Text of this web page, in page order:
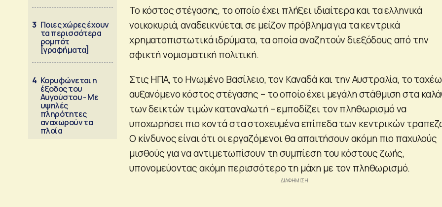
3 Ποιες χώρες έχουν
τα περισσότερα
ρομπότ
[γραφήματα]
4 Κορυφώνεται η
έξοδος του
Αυγούστου - Με
υψηλές
πληρότητες
αναχωρούν τα
πλοία
Το κόστος στέγασης, το οποίο έχει πλήξει ιδιαίτερα και τα ελληνικά
νοικοκυριά, αναδεικνύεται σε μείζον πρόβλημα για τα κεντρικά
χρηματοπιστωτικά ιδρύματα, τα οποία αναζητούν διεξόδους από την
σφικτή νομισματική πολιτική.
Στις ΗΠΑ, το Ηνωμένο Βασίλειο, τον Καναδά και την Αυστραλία, το
αυξανόμενο κόστος στέγασης – το οποίο έχει μεγάλη στάθμιση στα
των δεικτών τιμών καταναλωτή – εμποδίζει τον πληθωρισμό να
υποχωρήσει πιο κοντά στα στοχευμένα επίπεδα των κεντρικών
Ο κίνδυνος είναι ότι οι εργαζόμενοι θα απαιτήσουν ακόμη πιο παχυλούς
μισθούς για να αντιμετωπίσουν τη συμπίεση του κόστους ζωής,
υπονομεύοντας ακόμη περισσότερο τη μάχη με τον πληθωρισμό.